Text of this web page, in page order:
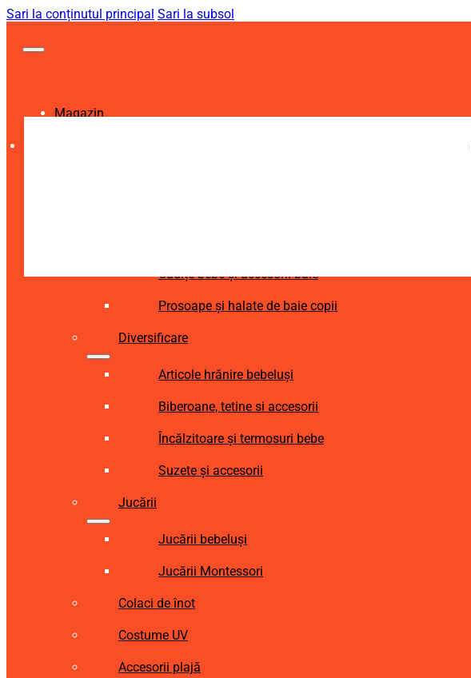
Sari la conținutul principal Sari la subsol
Magazin
Cădițe bebe și accesorii baie
Prosoape și halate de baie copii
Diversificare
Articole hrănire bebeluși
Biberoane, tetine si accesorii
Încălzitoare și termosuri bebe
Suzete și accesorii
Jucării
Jucării bebeluși
Jucării Montessori
Colaci de înot
Costume UV
Accesorii plajă